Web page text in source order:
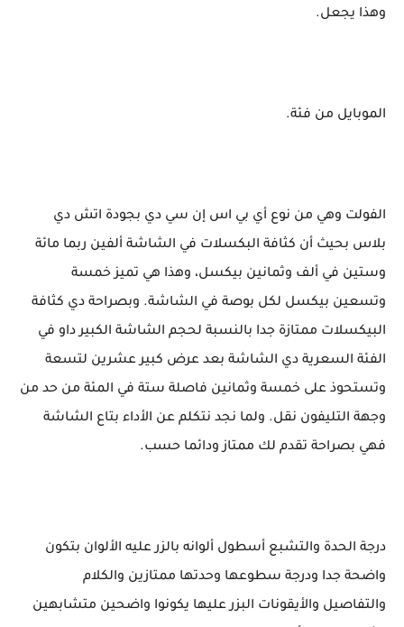
وهذا يجعل.
الموبايل من فئة.
الفولت وهي من نوع أي بي اس إن سي دي بجودة اتش دي
بلاس بحيث أن كثافة البكسلات في الشاشة ألفين ربما مائة
وستين في ألف وثمانين بيكسل، وهذا هي تميز خمسة
وتسعين بيكسل لكل بوصة في الشاشة. وبصراحة دي كثافة
البيكسلات ممتازة جدا بالنسبة لحجم الشاشة الكبير داو في
الفئة السعرية دي الشاشة بعد عرض كبير عشرين لتسعة
وتستحوذ على خمسة وثمانين فاصلة ستة في المئة من حد من
وجهة التليفون نقل. ولما نجد نتكلم عن الأداء بتاع الشاشة
فهي بصراحة تقدم لك ممتاز ودائما حسب.
درجة الحدة والتشبع أسطول ألوانه بالزر عليه الألوان بتكون
واضحة جدا ودرجة سطوعها وحدتها ممتازين والكلام
والتفاصيل والأيقونات البزر عليها يكونوا واضحين متشابهين